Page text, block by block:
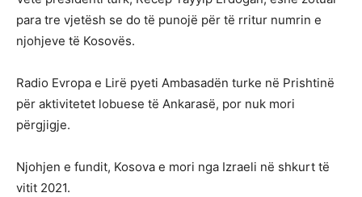
para tre vjetësh se do të punojë për të rritur numrin e
njohjeve të Kosovës.
Radio Evropa e Lirë pyeti Ambasadën turke në Prishtinë
për aktivitetet lobuese të Ankarasë, por nuk mori
përgjigje.
Njohjen e fundit, Kosova e mori nga Izraeli në shkurt të
vitit 2021.